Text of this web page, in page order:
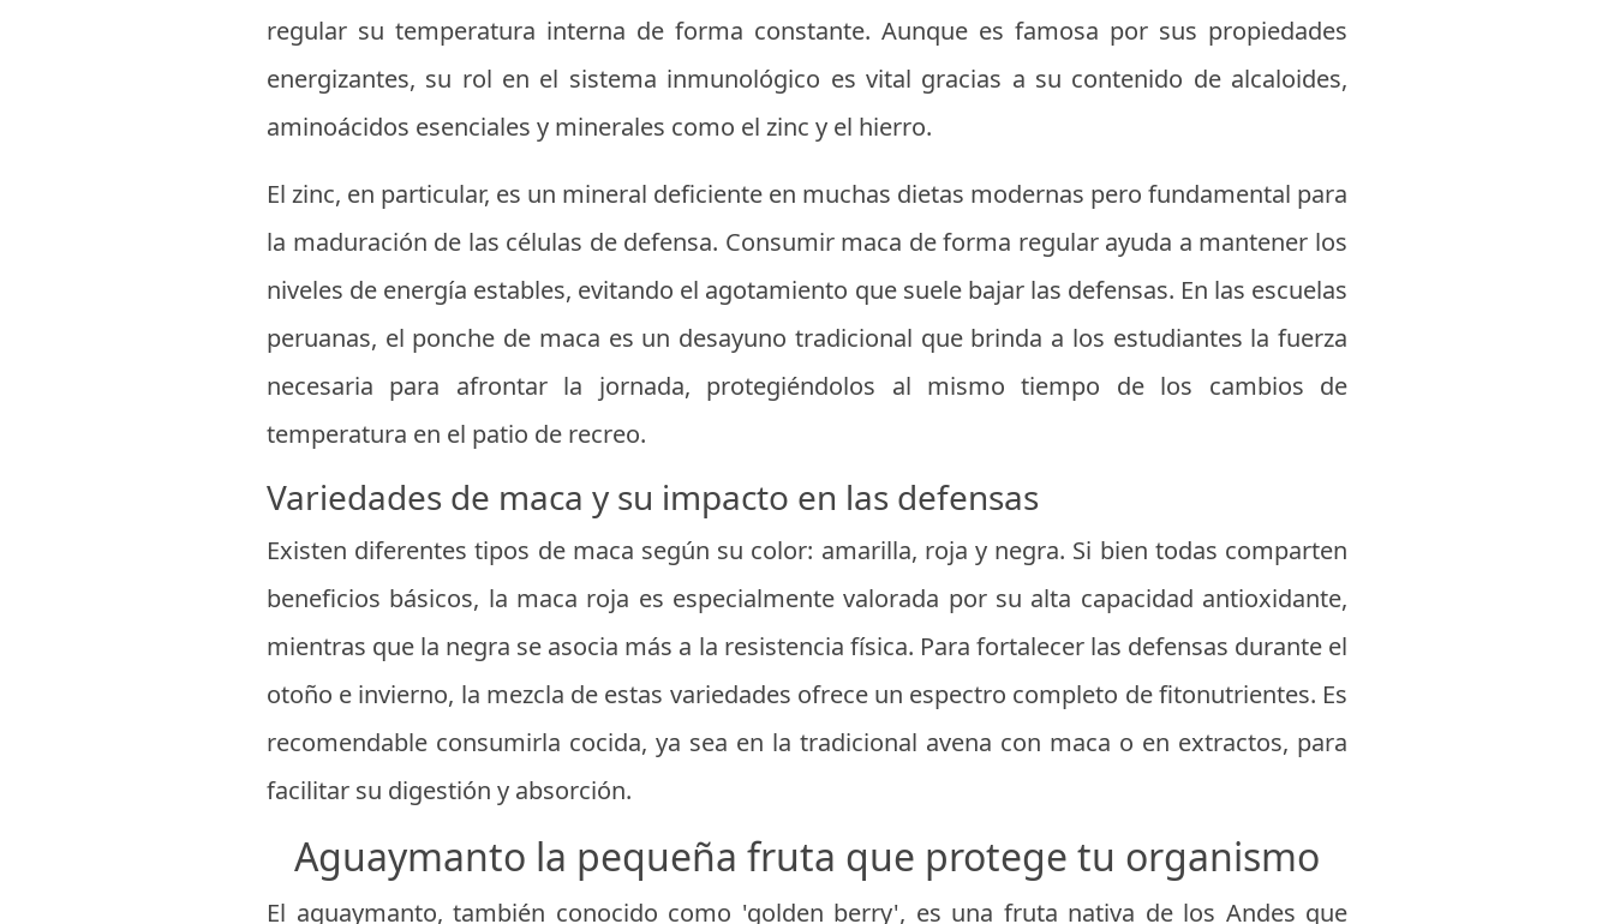
regular su temperatura interna de forma constante. Aunque es famosa por sus propiedades
energizantes, su rol en el sistema inmunológico es vital gracias a su contenido de alcaloides,
aminoácidos esenciales y minerales como el zinc y el hierro.
El zinc, en particular, es un mineral deficiente en muchas dietas modernas pero fundamental para
la maduración de las células de defensa. Consumir maca de forma regular ayuda a mantener los
niveles de energía estables, evitando el agotamiento que suele bajar las defensas. En las escuelas
peruanas, el ponche de maca es un desayuno tradicional que brinda a los estudiantes la fuerza
necesaria para afrontar la jornada, protegiéndolos al mismo tiempo de los cambios de
temperatura en el patio de recreo.
Variedades de maca y su impacto en las defensas
Existen diferentes tipos de maca según su color: amarilla, roja y negra. Si bien todas comparten
beneficios básicos, la maca roja es especialmente valorada por su alta capacidad antioxidante,
mientras que la negra se asocia más a la resistencia física. Para fortalecer las defensas durante el
otoño e invierno, la mezcla de estas variedades ofrece un espectro completo de fitonutrientes. Es
recomendable consumirla cocida, ya sea en la tradicional avena con maca o en extractos, para
facilitar su digestión y absorción.
Aguaymanto la pequeña fruta que protege tu organismo
El aguaymanto, también conocido como 'golden berry', es una fruta nativa de los Andes que